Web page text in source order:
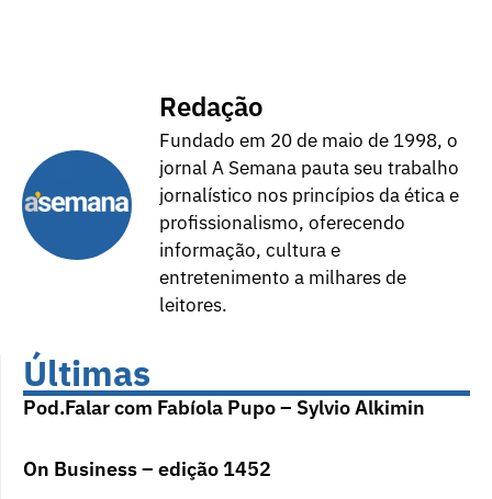
Redação
Fundado em 20 de maio de 1998, o
jornal A Semana pauta seu trabalho
jornalístico nos princípios da ética e
profissionalismo, oferecendo
informação, cultura e
entretenimento a milhares de
leitores.
Últimas
Pod.Falar com Fabíola Pupo – Sylvio Alkimin
On Business – edição 1452